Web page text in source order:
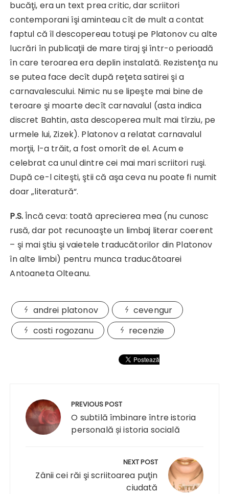
bucăţi, era un text prea critic, dar scriitori
contemporani îşi aminteau cît de mult a contat
faptul că îl descopereau totuşi pe Platonov cu alte
lucrări în publicaţii de mare tiraj şi într-o perioadă
în care teroarea era deplin instalată. Rezistenţa nu
se putea face decît după reţeta satirei şi a
carnavalescului. Nimic nu se lipeşte mai bine de
teroare şi moarte decît carnavalul (asta indica
discret Bahtin, asta descoperea mult mai tîrziu, pe
urmele lui, Zizek). Platonov a relatat carnavalul
morţii, l-a trăit, a fost omorît de el. Acum e
celebrat ca unul dintre cei mai mari scriitori ruşi.
După ce-l citeşti, ştii că aşa ceva nu poate fi numit
doar „literatură“.
P.S.Încă ceva: toată aprecierea mea (nu cunosc
rusă, dar pot recunoaşte un limbaj literar coerent
– şi mai ştiu şi vaietele traducătorilor din Platonov
în alte limbi) pentru munca traducătoarei
Antoaneta Olteanu.
andrei platonov
cevengur
costi rogozanu
recenzie
articole
PREVIOUS POST
O subtilă îmbinare între istoria
personală și istoria socială
NEXT POST
Zânii cei răi şi scriitoarea puţin
ciudată